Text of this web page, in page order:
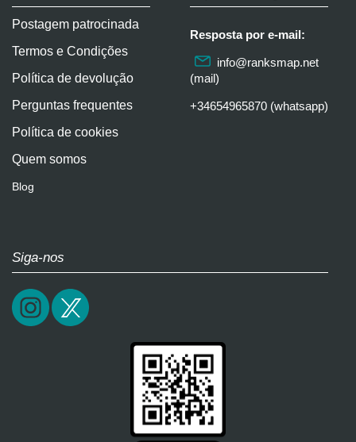
Postagem patrocinada
Termos e Condições
Política de devolução
Perguntas frequentes
Política de cookies
Quem somos
Blog
Resposta por e-mail:
info@ranksmap.net
(mail)
+34654965870 (whatsapp)
Siga-nos